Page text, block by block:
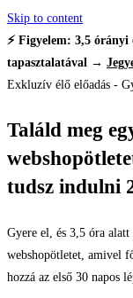
Skip to content
⚡ Figyelem: 3,5
tapasztalatával →
Exkluzív élő előadás -
Találd meg
tudsz indulni
Gyere el, és 3,5 óra
webshopötletet, amivel
hozzá az első 30 napos